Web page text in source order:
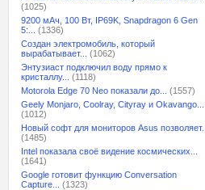
(1025)
9200 мАч, 100 Вт, IP69K, Snapdragon 6 Gen
5:...
(1336)
Создан электромобиль, который
вырабатывает...
(1062)
Энтузиаст подключил воду прямо к
кристаллу...
(1118)
Motorola Edge 70 Neo показали до...
(1557)
Geely Monjaro, Coolray, Cityray и Okavango...
(1012)
Новый софт для мониторов Asus позволяет...
(1485)
Intel показала своё видение космических...
(1641)
Google готовит функцию Conversation
Capture...
(1323)